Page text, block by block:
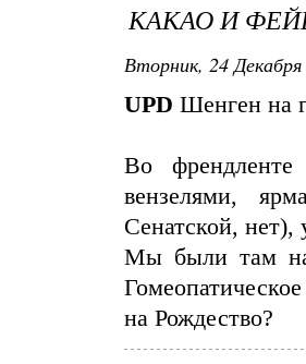
КАКАО И
Вторник, 24
UPD Шенген на
Во
вензелями,
Сенатской, нет),
Мы были там
на Рождество?